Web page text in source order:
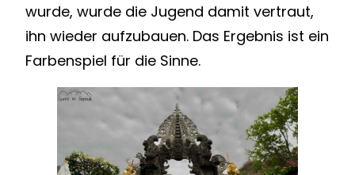
wurde, wurde die Jugend damit vertraut,
ihn wieder aufzubauen. Das Ergebnis ist ein
Farbenspiel für die Sinne.